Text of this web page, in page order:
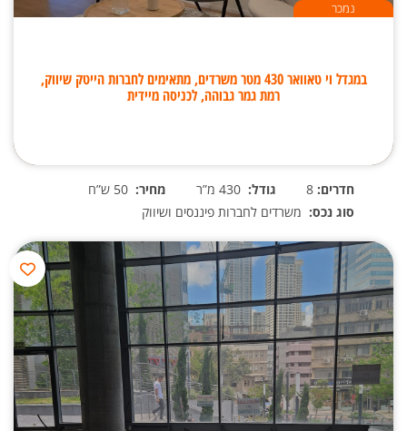
נמכר
במגדל וי טאוואר 430 מטר משרדים, מתאימים לחברות הייטק שיווק,
רמת גמר גבוהה, לכניסה מיידית
חדרים: גודל: מחיר:
סוג נכס: משרדים לחברות פיננסים ושיווק